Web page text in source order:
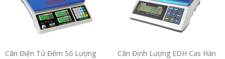
Cân Điện Tử Đếm Số Lượng
Cân Định Lượng EDH Cas Hàn